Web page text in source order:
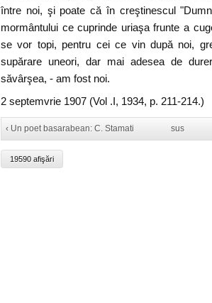
între noi, şi poate că în creştinescul
mormântului ce cuprinde uriaşa frunte a
se vor topi, pentru cei ce vin după noi,
supărare uneori, dar mai adesea de
săvârşea, - am fost noi.
2 septemvrie 1907 (Vol .I, 1934, p. 211-214.)
‹ Un poet basarabean: C. Stamati sus
19590 afişări